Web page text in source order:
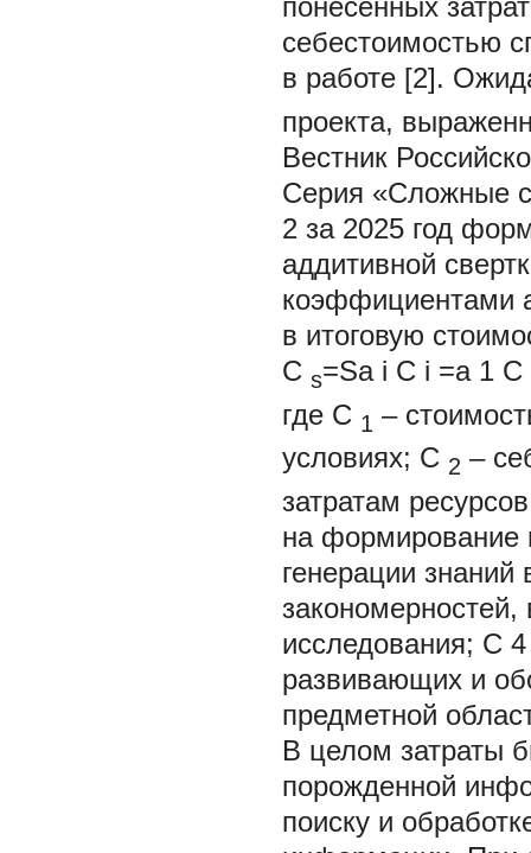
понесенных затрат
себестоимостью
в работе [2].
проекта,
Вестник
Серия «Сложные
2 за 2025 год
аддитивной
коэффициентами
в итоговую
C s=Sa i C i =a 1 C
где C 1 –
условиях; C 2 –
затратам
на формирование
генерации знаний
исследования; C
развивающих и
предметной
В целом затраты
порожденной
поиску и